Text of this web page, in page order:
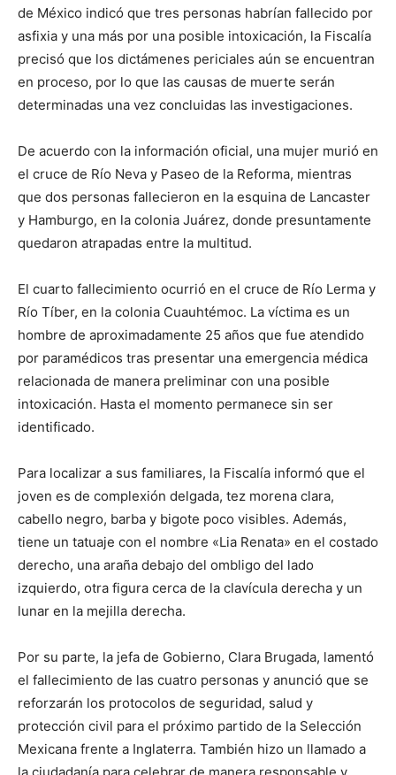
de México indicó que tres personas habrían fallecido por
asfixia y una más por una posible intoxicación, la Fiscalía
precisó que los dictámenes periciales aún se encuentran
en proceso, por lo que las causas de muerte serán
determinadas una vez concluidas las investigaciones.
De acuerdo con la información oficial, una mujer murió en
el cruce de Río Neva y Paseo de la Reforma, mientras
que dos personas fallecieron en la esquina de Lancaster
y Hamburgo, en la colonia Juárez, donde presuntamente
quedaron atrapadas entre la multitud.
El cuarto fallecimiento ocurrió en el cruce de Río Lerma y
Río Tíber, en la colonia Cuauhtémoc. La víctima es un
hombre de aproximadamente 25 años que fue atendido
por paramédicos tras presentar una emergencia médica
relacionada de manera preliminar con una posible
intoxicación. Hasta el momento permanece sin ser
identificado.
Para localizar a sus familiares, la Fiscalía informó que el
joven es de complexión delgada, tez morena clara,
cabello negro, barba y bigote poco visibles. Además,
tiene un tatuaje con el nombre «Lia Renata» en el costado
derecho, una araña debajo del ombligo del lado
izquierdo, otra figura cerca de la clavícula derecha y un
lunar en la mejilla derecha.
Por su parte, la jefa de Gobierno, Clara Brugada, lamentó
el fallecimiento de las cuatro personas y anunció que se
reforzarán los protocolos de seguridad, salud y
protección civil para el próximo partido de la Selección
Mexicana frente a Inglaterra. También hizo un llamado a